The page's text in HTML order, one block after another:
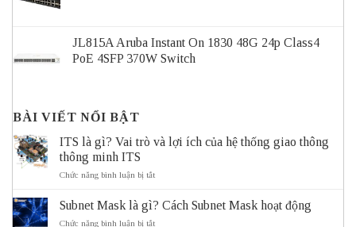
JL815A Aruba Instant On 1830 48G 24p Class4
PoE 4SFP 370W Switch
BÀI VIẾT NỔI BẬT
ITS là gì? Vai trò và lợi ích của hệ thống giao thông
thông minh ITS
Chức năng bình luận bị tắtở
gì?
Vai
Subnet Mask là gì? Cách Subnet Mask hoạt động
Chức năng bình luận bị tắtở